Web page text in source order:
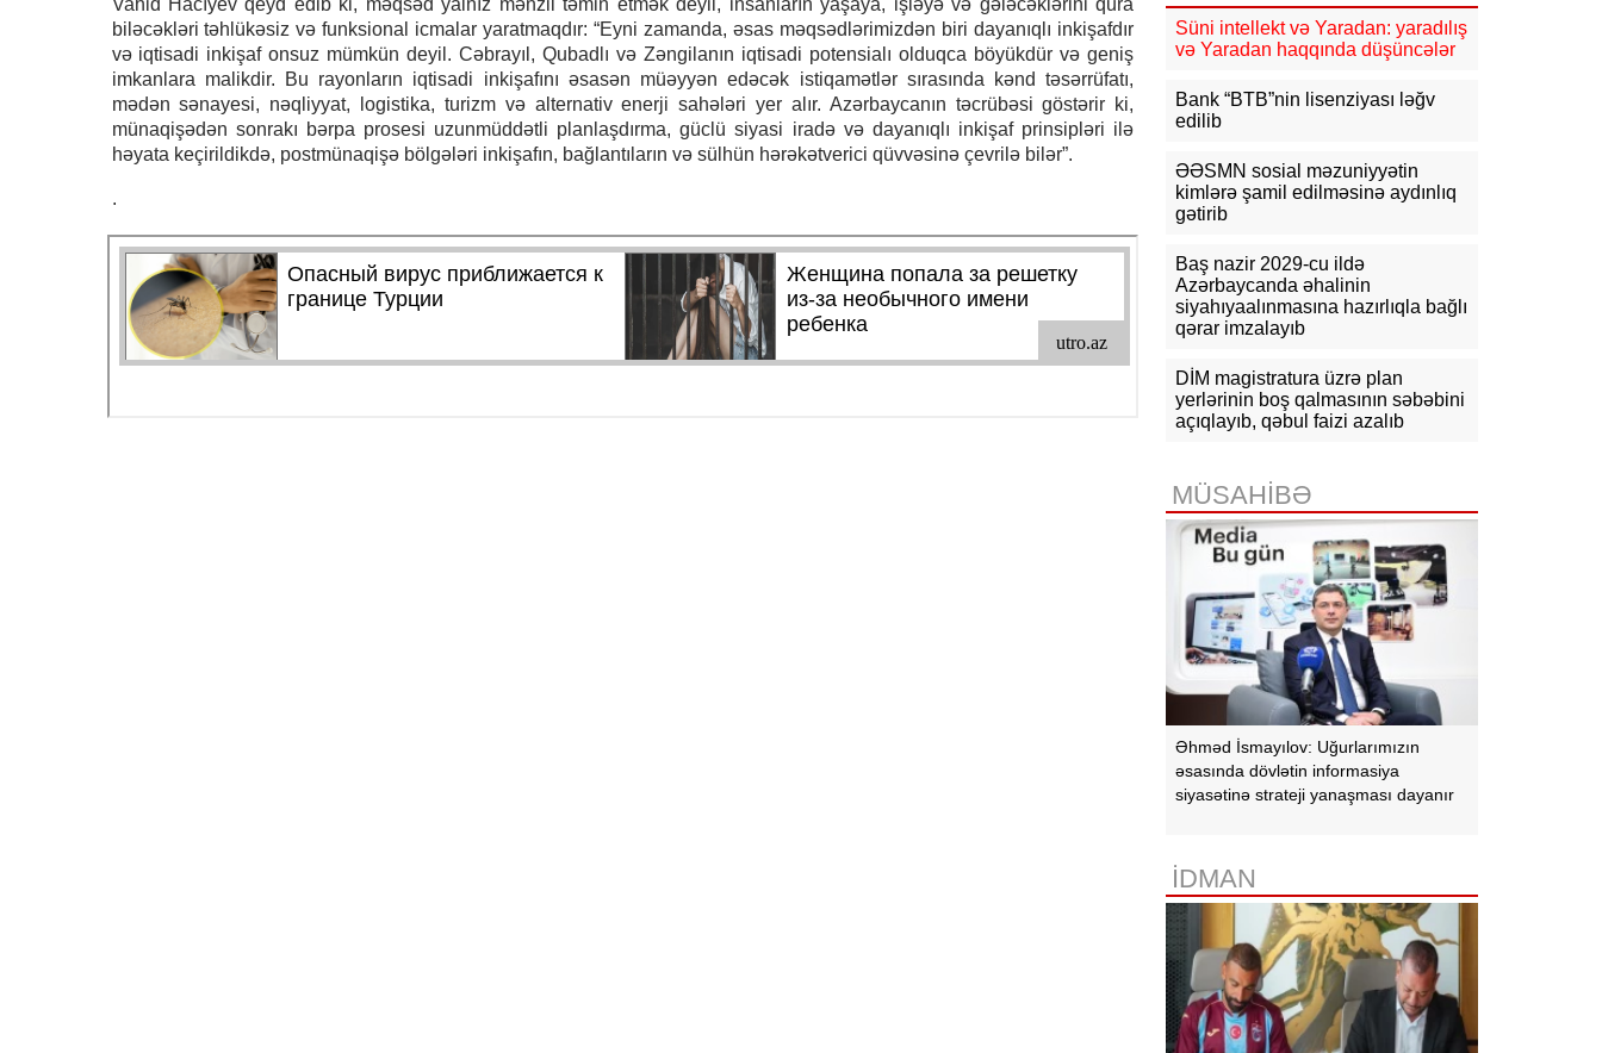
Vahid Hacıyev qeyd edib ki, məqsəd yalnız mənzil təmin etmək deyil, insanların yaşaya, işləyə və gələcəklərini qura
biləcəkləri təhlükəsiz və funksional icmalar yaratmaqdır: “Eyni zamanda, əsas məqsədlərimizdən biri dayanıqlı inkişafdır
və iqtisadi inkişaf onsuz mümkün deyil. Cəbrayıl, Qubadlı və Zəngilanın iqtisadi potensialı olduqca böyükdür və geniş
imkanlara malikdir. Bu rayonların iqtisadi inkişafını əsasən müəyyən edəcək istiqamətlər sırasında kənd təsərrüfatı,
mədən sənayesi, nəqliyyat, logistika, turizm və alternativ enerji sahələri yer alır. Azərbaycanın təcrübəsi göstərir ki,
münaqişədən sonrakı bərpa prosesi uzunmüddətli planlaşdırma, güclü siyasi iradə və dayanıqlı inkişaf prinsipləri ilə
həyata keçirildikdə, postmünaqişə bölgələri inkişafın, bağlantıların və sülhün hərəkətverici qüvvəsinə çevrilə bilər”.
.
yenilənməsinə şərait yaradıb
11:36 Tərtərdə ar-arvadın qətli ilə
11:10 Türkiyə, Səudiyyə Ərəbistanı
imzalayacaq
10:44 Azərbaycanda aktiv
vakansiyaların sayı 65 mini ötüb, ən
10:23 Paşinyan: Ermənistanın Aİİ-yə
alternativ olaraq Aİ üzvlüyü variantı
hazırda mövcud deyil
Süni intellekt və Yaradan: yaradılış
və Yaradan haqqında düşüncələr
Bank “BTB”nin lisenziyası ləğv
edilib
ƏƏSMN sosial məzuniyyətin
kimlərə şamil edilməsinə aydınlıq
gətirib
Baş nazir 2029-cu ildə
Azərbaycanda əhalinin
siyahıyaalınmasına hazırlıqla bağlı
qərar imzalayıb
DİM magistratura üzrə plan
yerlərinin boş qalmasının səbəbini
açıqlayıb, qəbul faizi azalıb
MÜSAHİBƏ
Əhməd İsmayılov: Uğurlarımızın
əsasında dövlətin informasiya
siyasətinə strateji yanaşması dayanır
İDMAN